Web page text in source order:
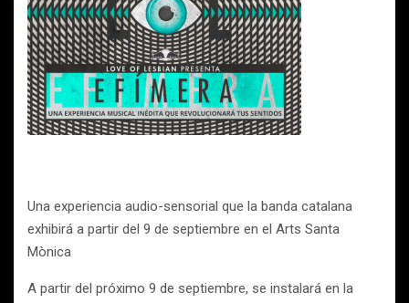
Una experiencia audio-sensorial que la banda catalana
exhibirá a partir del 9 de septiembre en el Arts Santa
Mònica
A partir del próximo 9 de septiembre, se instalará en la